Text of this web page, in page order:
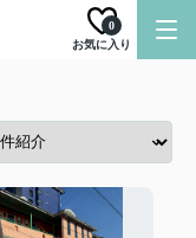
お気に入り
0